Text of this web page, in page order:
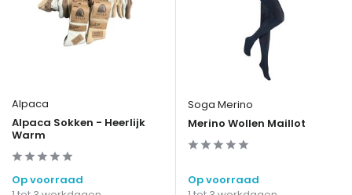
Alpaca
Alpaca Sokken - Heerlijk
Warm
Op voorraad
Soga Merino
Merino Wollen Maillot
Op voorraad